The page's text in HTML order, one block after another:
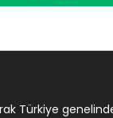
Türkiye